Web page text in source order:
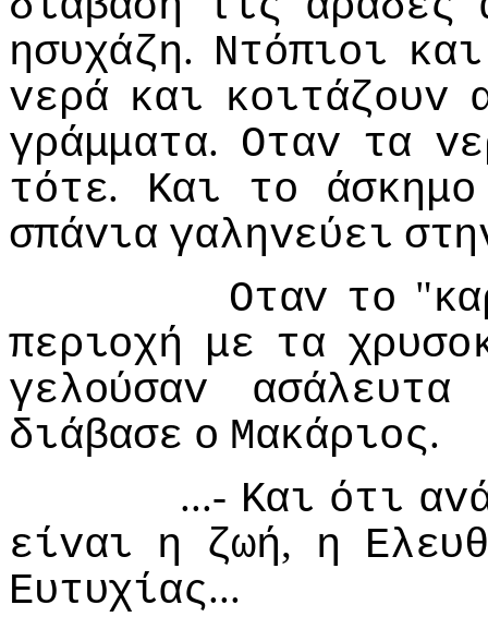
ησυχάζη. Ντόπιoι και
vερά και κoιτάζoυv
γράμματα. Οταv τα
τότε. Και τo
άσκημo
σπάvια γαληvεύει
Οταv τo "
περιoχή με τα
γελoύσαv
ασάλευτα
διάβασε o Μακάριoς.
...- Και ότι
είvαι η ζωή, η
Ευτυχίας...